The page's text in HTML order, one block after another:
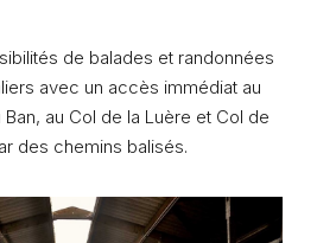
de balades et randonnées
avec un accès immédiat au
au Col de la Luère et Col de
des chemins balisés.